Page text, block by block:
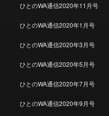
ひとのWA通信2020年11月号
ひとのWA通信2020年1月号
ひとのWA通信2020年3月号
ひとのWA通信2020年5月号
ひとのWA通信2020年7月号
ひとのWA通信2020年9月号